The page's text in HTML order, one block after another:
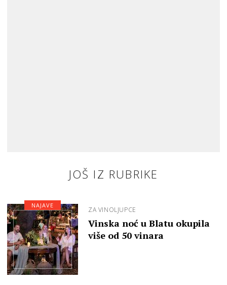
JOŠ IZ RUBRIKE
ZA VINOLJUPCE
Vinska noć u Blatu okupila
više od 50 vinara
NAJAVE